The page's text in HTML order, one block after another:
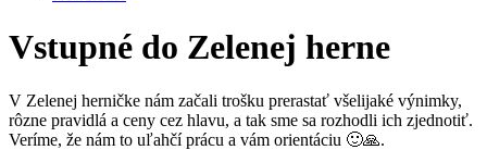
Vstupné do Zelenej herne
V Zelenej herničke nám začali trošku prerastať všelijaké výnimky,
rôzne pravidlá a ceny cez hlavu, a tak sme sa rozhodli ich zjednotiť.
Veríme, že nám to uľahčí prácu a vám orientáciu 🙂🙏.